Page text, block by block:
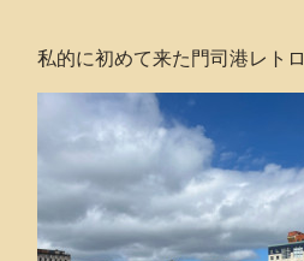
私的に初めて来た門司港レトロ